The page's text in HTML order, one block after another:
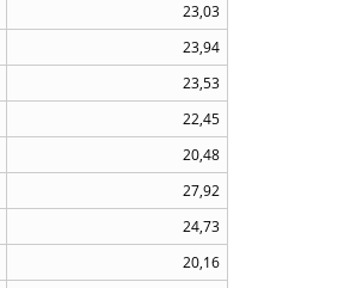
23,03
23,94
23,53
22,45
20,48
27,92
24,73
20,16